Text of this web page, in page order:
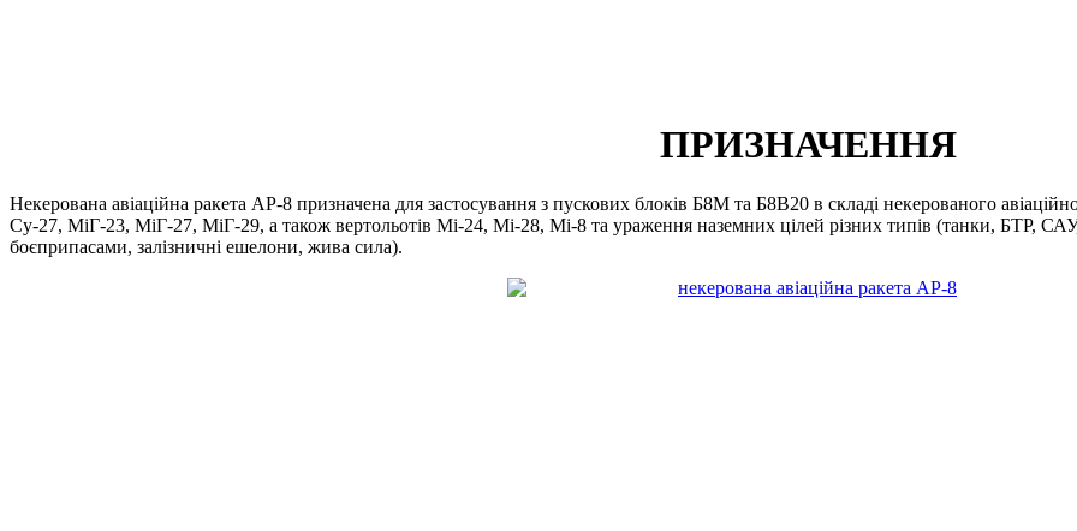
ПРИЗНАЧЕННЯ
Некерована авіаційна ракета АР-8 призначена для застосування з пускових блоків Б8М та Б8В20 в складі некерованого
Су-27, МіГ-23, МіГ-27, МіГ-29, а також вертольотів Мі-24, Мі-28, Мі-8 та ураження наземних цілей різних типів (танки, БТР,
боєприпасами, залізничні ешелони, жива сила).